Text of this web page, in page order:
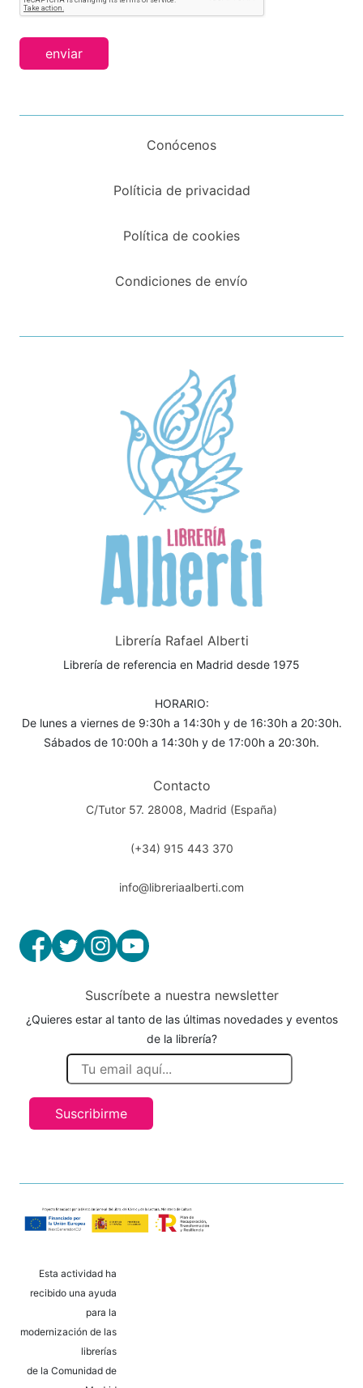
enviar
Conócenos
Políticia de privacidad
Política de cookies
Condiciones de envío
Librería Rafael Alberti
Librería de referencia en Madrid desde 1975
HORARIO:
De lunes a viernes de 9:30h a 14:30h y de 16:30h a 20:30h.
Sábados de 10:00h a 14:30h y de 17:00h a 20:30h.
Contacto
C/Tutor 57. 28008, Madrid (España)
(+34) 915 443 370
info@libreriaalberti.com
Suscríbete a nuestra newsletter
¿Quieres estar al tanto de las últimas novedades y eventos
de la librería?
Suscribirme
Esta actividad ha
recibido una ayuda
para la
modernización de las
librerías
de la Comunidad de